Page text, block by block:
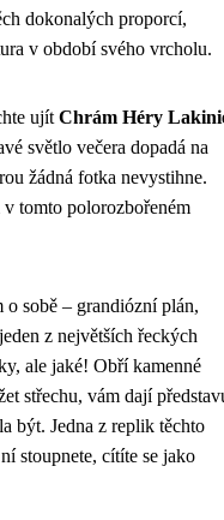
dokonalých proporcí,
v období svého vrcholu.
ujít Chrám Héry
světlo večera dopadá na
žádná fotka nevystihne.
tomto polorozbořeném
o sobě – grandiózní plán,
z největších řeckých
ale jaké! Obří kamenné
střechu, vám dají
být. Jedna z replik těchto
stoupnete, cítíte se jako